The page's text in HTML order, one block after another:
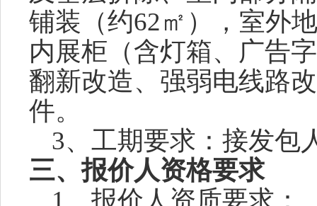
铺装（约62㎡ ），室外
内展柜（含灯箱、广告
翻新改造、强弱电线路
件。
3、工期要求：接发包
三、报价人资格要求
1、报价人资质要求：